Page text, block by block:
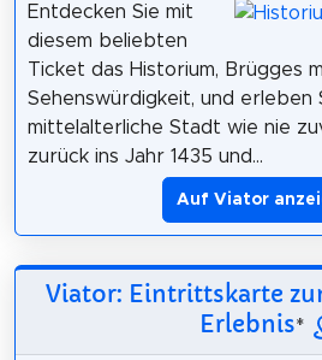
Entdecken Sie mit
diesem beliebten
Ticket das Historium, Brügges
Sehenswürdigkeit, und erleben
mittelalterliche Stadt wie nie
zurück ins Jahr 1435 und...
Auf Viator
Viator: Eintrittskarte
Erlebnis*